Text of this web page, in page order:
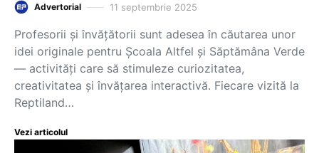
Advertorial 11 septembrie 2025
Profesorii și învățătorii sunt adesea în căutarea unor
idei originale pentru Școala Altfel și Săptămâna Verde
— activități care să stimuleze curiozitatea,
creativitatea și învățarea interactivă. Fiecare vizită la
Reptiland…
Vezi articolul